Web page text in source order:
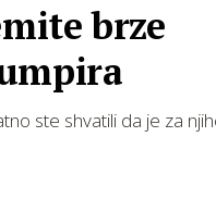
brze
ste shvatili da je za